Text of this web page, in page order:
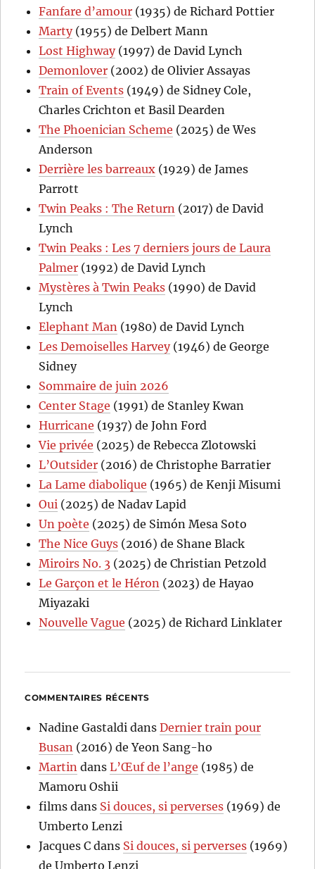
Fanfare d’amour (1935) de Richard Pottier
Marty(1955) de Delbert Mann
Lost Highway(1997) de David Lynch
Demonlover (2002) de Olivier Assayas
Train of Events (1949) de Sidney Cole,
Charles Crichton et Basil Dearden
The Phoenician Scheme (2025) de Wes
Anderson
Derrière les barreaux (1929) de James
Parrott
Twin Peaks : The Return (2017) de David
Lynch
Twin Peaks : Les 7 derniers jours de Laura
Palmer (1992) de David Lynch
Mystères à Twin Peaks (1990) de David
Lynch
Elephant Man (1980) de David Lynch
Les Demoiselles Harvey(1946) de George
Sidney
Sommaire de juin 2026
Center Stage (1991) de Stanley Kwan
Hurricane (1937) de John Ford
Vie privée (2025) de Rebecca Zlotowski
L’Outsider (2016) de Christophe Barratier
La Lame diabolique (1965) de Kenji Misumi
Oui (2025) de Nadav Lapid
Un poète (2025) de Simón Mesa Soto
The Nice Guys (2016) de Shane Black
Miroirs No. 3 (2025) de Christian Petzold
Le Garçon et le Héron (2023) de Hayao
Miyazaki
Nouvelle Vague (2025) de Richard Linklater
COMMENTAIRES RÉCENTS
Nadine Gastaldi dansDernier train pour
Busan (2016) de Yeon Sang-ho
Martin dansL’Œuf de l’ange (1985) de
Mamoru Oshii
films dans Si douces, si perverses (1969) de
Umberto Lenzi
Jacques C dans Si douces, si perverses (1969)
de Umberto Lenzi